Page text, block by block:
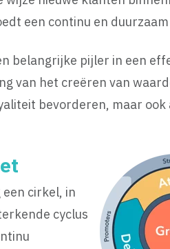
een continu en
belangrijke pijler in een
van het creëren van
bevorderen, maar ook
cirkel, in
cyclus